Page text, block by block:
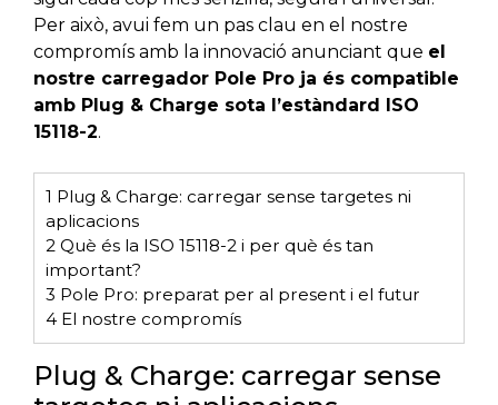
Per això, avui fem un pas clau en el nostre
compromís amb la innovació anunciant que el
nostre carregador Pole Pro ja és compatible
amb Plug & Charge sota l’estàndard ISO
15118-2.
1 Plug & Charge: carregar sense targetes ni
aplicacions
2 Què és la ISO 15118-2 i per què és tan
important?
3 Pole Pro: preparat per al present i el futur
4 El nostre compromís
Plug & Charge: carregar sense